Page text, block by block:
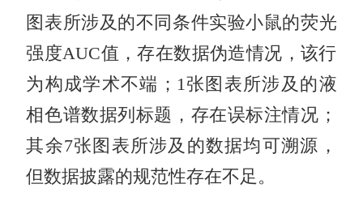
图表所涉及的不同条件实验小鼠的荧光
强度AUC值，存在数据伪造情况，该行
为构成学术不端；1张图表所涉及的液
相色谱数据列标题，存在误标注情况；
其余7张图表所涉及的数据均可溯源，
但数据披露的规范性存在不足。